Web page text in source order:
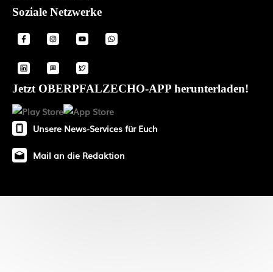
Soziale Netzwerke
Jetzt OBERPFALZECHO-APP herunterladen!
Unsere News-Services für Euch
Mail an die Redaktion